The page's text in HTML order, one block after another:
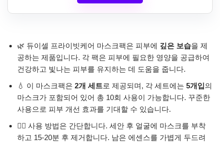
🌿 듀이셀 프라이빗케어 마스크팩은 피부에 깊은 보습을 제
공하는 제품입니다. 각 팩은 피부에 필요한 영양을 공급하여
건강하고 빛나는 피부를 유지하는 데 도움을 줍니다.
💧 이 마스크팩은 2개 세트로 제공되며, 각 세트에는 5개입의
마스크가 포함되어 있어 총 10회 사용이 가능합니다. 꾸준한
사용으로 피부 개선 효과를 기대할 수 있습니다.
🧖‍♀️ 사용 방법은 간단합니다. 세안 후 얼굴에 마스크를 부착
하고 15-20분 후 제거합니다. 남은 에센스를 가볍게 두드려